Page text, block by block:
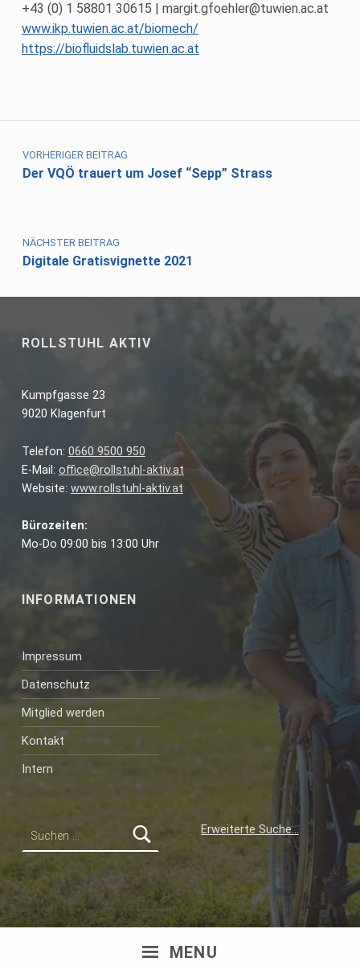
MENU
+43 (0) 1 58801 30615 | margit.gfoehler@tuwien.ac.at
www.ikp.tuwien.ac.at/biomech/
https://biofluidslab.tuwien.ac.at
Beitragsnavigation
VORHERIGER BEITRAG
Der VQÖ trauert um Josef “Sepp” Strass
NÄCHSTER BEITRAG
Digitale Gratisvignette 2021
ROLLSTUHL AKTIV
Kumpfgasse 23
9020 Klagenfurt
Telefon: 0660 9500 950
E-Mail: office@rollstuhl-aktiv.at
Website: www.rollstuhl-aktiv.at
Bürozeiten:
Mo-Do 09:00 bis 13:00 Uhr
INFORMATIONEN
Impressum
Datenschutz
Mitglied werden
Kontakt
Intern
Erweiterte Suche…